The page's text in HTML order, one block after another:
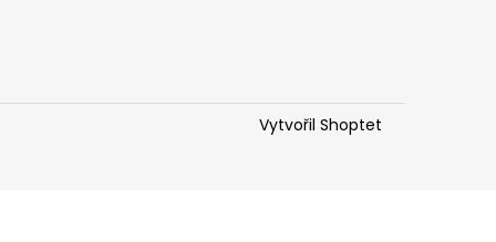
Vytvořil Shoptet